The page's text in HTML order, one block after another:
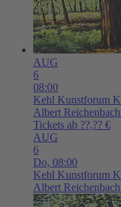
AUG
6
08:00
Kehl Kunstforum
Albert
Tickets ab ??,?? €
AUG
6
Do, 08:00
Kehl Kunstforum
Albert